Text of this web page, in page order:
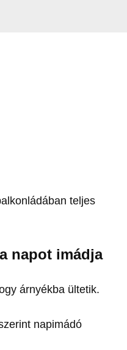
teljes
napot imádja
árnyékba ültetik.
napimádó